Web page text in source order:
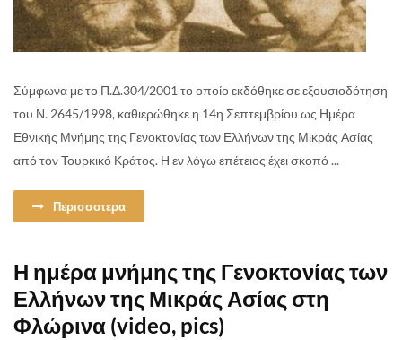
Σύμφωνα με το Π.Δ.304/2001 το οποίο εκδόθηκε σε εξουσιοδότηση
του Ν. 2645/1998, καθιερώθηκε η 14η Σεπτεμβρίου ως Ημέρα
Εθνικής Μνήμης της Γενοκτονίας των Ελλήνων της Μικράς Ασίας
από τον Τουρκικό Κράτος. Η εν λόγω επέτειος έχει σκοπό ...
Περισσοτερα
Η ημέρα μνήμης της Γενοκτονίας των
Ελλήνων της Μικράς Ασίας στη
Φλώρινα (video, pics)